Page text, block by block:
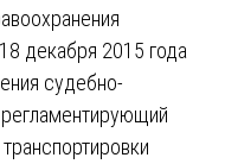
декабря 2015 года
судебно-